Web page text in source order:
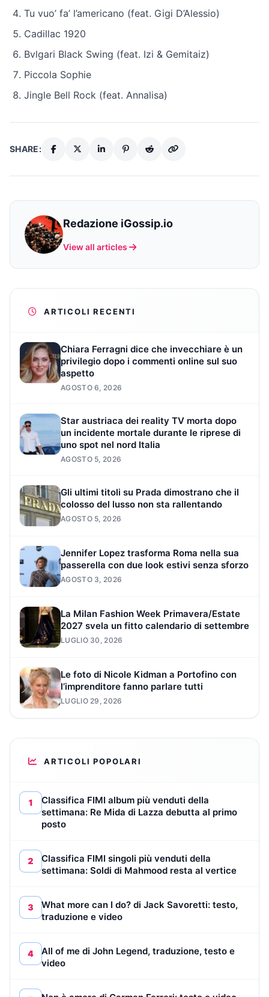
Tu vuo’ fa’ l’americano (feat. Gigi D’Alessio)
Cadillac 1920
Bvlgari Black Swing (feat. Izi & Gemitaiz)
Piccola Sophie
Jingle Bell Rock (feat. Annalisa)
SHARE:
Redazione iGossip.io
View all articles
ARTICOLI RECENTI
Chiara Ferragni dice che invecchiare è un
privilegio dopo i commenti online sul suo
aspetto
AGOSTO 6, 2026
Star austriaca dei reality TV morta dopo
un incidente mortale durante le riprese di
uno spot nel nord Italia
AGOSTO 5, 2026
Gli ultimi titoli su Prada dimostrano che il
colosso del lusso non sta rallentando
AGOSTO 5, 2026
Jennifer Lopez trasforma Roma nella sua
passerella con due look estivi senza sforzo
AGOSTO 3, 2026
La Milan Fashion Week Primavera/Estate
2027 svela un fitto calendario di settembre
LUGLIO 30, 2026
Le foto di Nicole Kidman a Portofino con
l’imprenditore fanno parlare tutti
LUGLIO 29, 2026
ARTICOLI POPOLARI
1
Classifica FIMI album più venduti della
settimana: Re Mida di Lazza debutta al primo
posto
2
Classifica FIMI singoli più venduti della
settimana: Soldi di Mahmood resta al vertice
3
What more can I do? di Jack Savoretti: testo,
traduzione e video
4
All of me di John Legend, traduzione, testo e
video